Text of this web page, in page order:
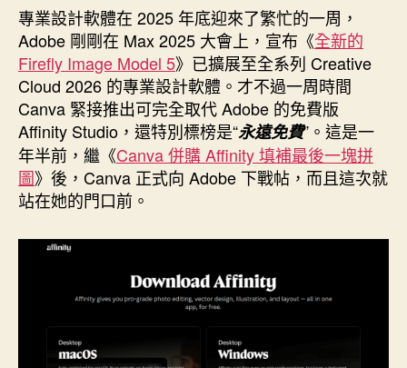
者
佈
日
期
專業設計軟體在 2025 年底迎來了繁忙的一周，
Adobe 剛剛在 Max 2025 大會上，宣布《全新的
Firefly Image Model 5》已擴展至全系列 Creative
Cloud 2026 的專業設計軟體。才不過一周時間
Canva 緊接推出可完全取代 Adobe 的免費版
Affinity Studio，還特別標榜是“永遠免費”。這是一
年半前，繼《Canva 併購 Affinity 填補最後一塊拼
圖》後，Canva 正式向 Adobe 下戰帖，而且這次就
站在她的門口前。